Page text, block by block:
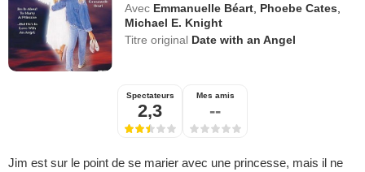
Avec Emmanuelle Béart Phoebe Cates
Michael E. Knight
Titre original Date with an Angel
Spectateurs
2,3
Mes amis
--
Jim est sur le point de se marier avec une princesse, mais il ne